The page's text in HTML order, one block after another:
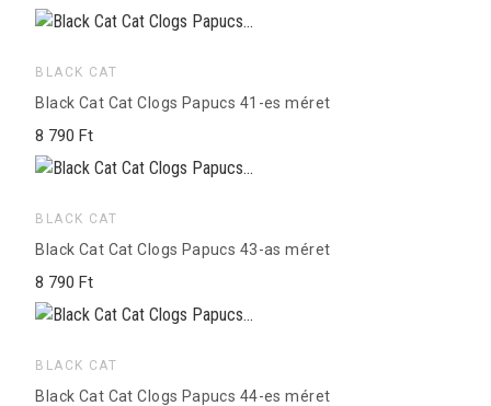
BLACK CAT
Black Cat Cat Clogs Papucs 41-es méret
8 790 Ft
BLACK CAT
Black Cat Cat Clogs Papucs 43-as méret
8 790 Ft
BLACK CAT
Black Cat Cat Clogs Papucs 44-es méret